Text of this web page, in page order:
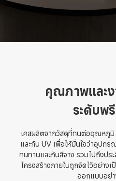
คุณภาพและ
ระดับพ
เคสผลิตจากวัสดุที่ทนต่ออุณหภูมิ
และกัน UV เพื่อให้มั่นใจว่าอุปก
ทนทานและกันสีจาง รวมไปถึงปร
โครงสร้างภายในถูกจัดไว้อย่าง
ออกแบบอย่